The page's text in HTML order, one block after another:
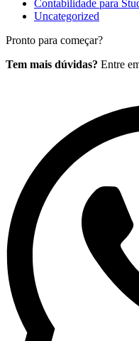
Contabilidade para
Uncategorized
Pronto para começar?
Tem mais dúvidas? Entre